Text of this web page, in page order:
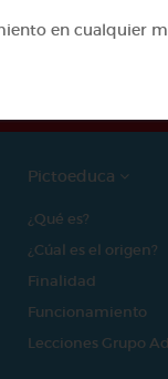
al
Pictoeduca
¿Qué es?
¿Cúal es el origen?
Finalidad
Funcionamiento
Lecciones Grupo
en cualquier